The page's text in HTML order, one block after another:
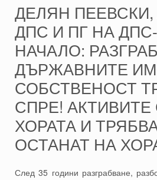
ДЕЛЯН
ДПС И ПГ НА
НАЧАЛО:
ДЪРЖАВНИТЕ
СОБСТВЕНОСТ
СПРЕ! АКТИВИТЕ
ХОРАТА И
ОСТАНАТ НА
След 35 години разграбване,